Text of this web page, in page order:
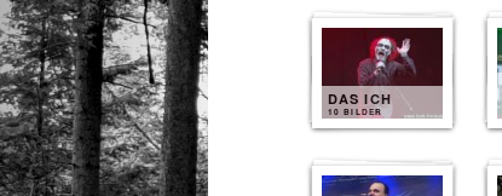
DAS ICH
10 BILDER